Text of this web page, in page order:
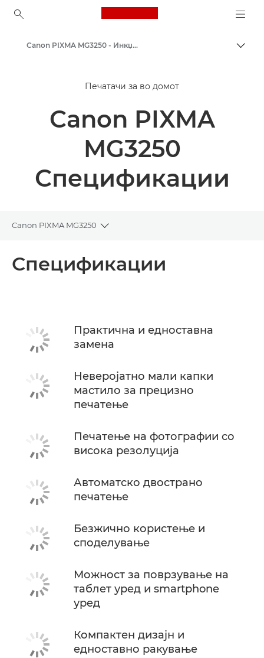
Canon Logo, back to
Печатачи од Canon
Canon PIXMA MG3250 - Инкџет фото печатачи
Печатачи за во домот
Canon PIXMA
MG3250
Спецификации
Canon PIXMA MG3250
Toggle breadcrumbs
КУПЕТЕ МАСТИЛО
Спецификации
Практична и едноставна
замена
Неверојатно мали капки
мастило за прецизно
печатење
Печатење на фотографии со
висока резолуција
Автоматско двострано
печатење
Безжично користење и
споделување
Можност за поврзување на
таблет уред и smartphone
уред
Компактен дизајн и
едноставно ракување